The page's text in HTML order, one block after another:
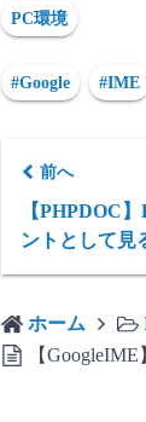
PC環境
#Google #IME
前へ
【PHPDOC
ントとして見
ホーム
【